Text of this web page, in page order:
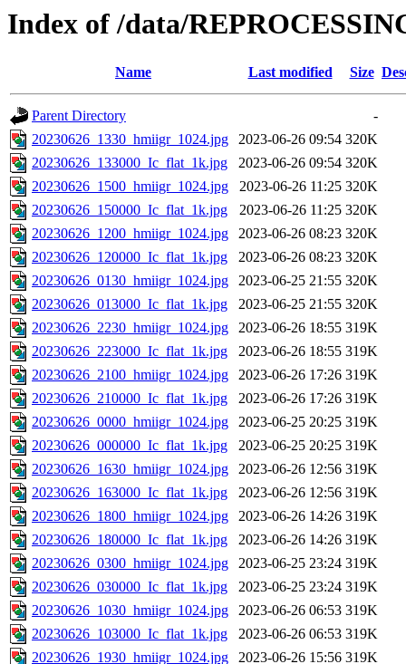
Index of /data/
Name Last modified Size
Parent Directory
-
20230626_1330_hmiigr_1024.jpg
2023-06-26 09:54 320K
20230626_133000_Ic_flat_1k.jpg
2023-06-26 09:54 320K
20230626_1500_hmiigr_1024.jpg
2023-06-26 11:25 320K
20230626_150000_Ic_flat_1k.jpg
2023-06-26 11:25 320K
20230626_1200_hmiigr_1024.jpg
2023-06-26 08:23 320K
20230626_120000_Ic_flat_1k.jpg
2023-06-26 08:23 320K
20230626_0130_hmiigr_1024.jpg
2023-06-25 21:55 320K
20230626_013000_Ic_flat_1k.jpg
2023-06-25 21:55 320K
20230626_2230_hmiigr_1024.jpg
2023-06-26 18:55 319K
20230626_223000_Ic_flat_1k.jpg
2023-06-26 18:55 319K
20230626_2100_hmiigr_1024.jpg
2023-06-26 17:26 319K
20230626_210000_Ic_flat_1k.jpg
2023-06-26 17:26 319K
20230626_0000_hmiigr_1024.jpg
2023-06-25 20:25 319K
20230626_000000_Ic_flat_1k.jpg
2023-06-25 20:25 319K
20230626_1630_hmiigr_1024.jpg
2023-06-26 12:56 319K
20230626_163000_Ic_flat_1k.jpg
2023-06-26 12:56 319K
20230626_1800_hmiigr_1024.jpg
2023-06-26 14:26 319K
20230626_180000_Ic_flat_1k.jpg
2023-06-26 14:26 319K
20230626_0300_hmiigr_1024.jpg
2023-06-25 23:24 319K
20230626_030000_Ic_flat_1k.jpg
2023-06-25 23:24 319K
20230626_1030_hmiigr_1024.jpg
2023-06-26 06:53 319K
20230626_103000_Ic_flat_1k.jpg
2023-06-26 06:53 319K
20230626_1930_hmiigr_1024.jpg
2023-06-26 15:56 319K